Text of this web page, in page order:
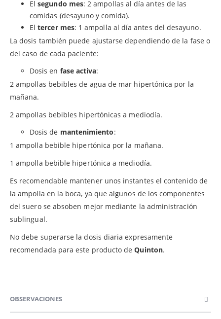
Elsegundo mes: 2 ampollas al día antes de las
comidas (desayuno y comida).
Eltercer mes: 1 ampolla al día antes del desayuno.
La dosis también puede ajustarse dependiendo de la fase o
del caso de cada paciente:
Dosis en fase activa:
2 ampollas bebibles de agua de mar hipertónica por la
mañana.
2 ampollas bebibles hipertónicas a mediodía.
Dosis de mantenimiento:
1 ampolla bebible hipertónica por la mañana.
1 ampolla bebible hipertónica a mediodía.
Es recomendable mantener unos instantes el contenido de
la ampolla en la boca, ya que algunos de los componentes
del suero se absoben mejor mediante la administración
sublingual.
No debe superarse la dosis diaria expresamente
recomendada para este producto deQuinton.
OBSERVACIONES